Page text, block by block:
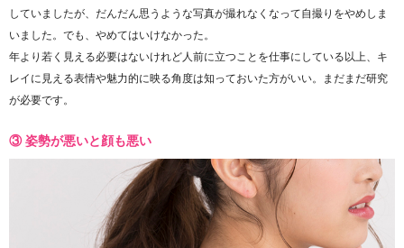
していましたが、だんだん思うような写真が撮れなくなって自撮りをやめしま
いました。でも、やめてはいけなかった。
年より若く見える必要はないけれど人前に立つことを仕事にしている以上、キ
レイに見える表情や魅力的に映る角度は知っておいた方がいい。まだまだ研究
が必要です。
③ 姿勢が悪いと顔も悪い